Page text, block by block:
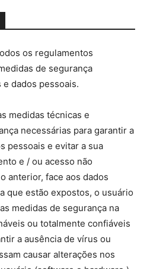
os regulamentos
de segurança
dados pessoais.
medidas técnicas e
necessárias para garantir a
pessoais e evitar a sua
e / ou acesso não
anterior, face aos dados
que estão expostos, o usuário
medidas de segurança na
​​ou totalmente confiáveis
a ausência de vírus ou
causar alterações nos